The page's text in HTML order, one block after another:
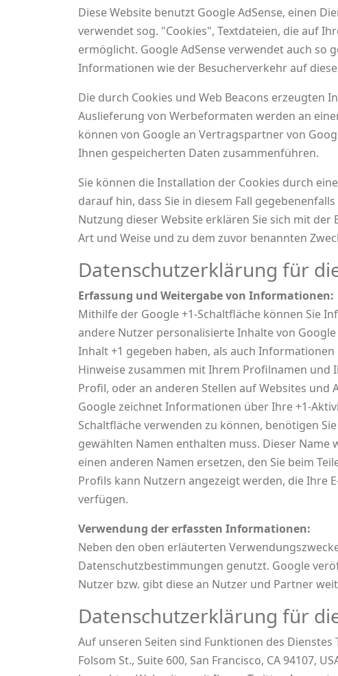
Diese Website benutzt Google AdSense, einen
verwendet sog. "Cookies", Textdateien, die auf
ermöglicht. Google AdSense verwendet auch so
Informationen wie der Besucherverkehr auf
Die durch Cookies und Web Beacons erzeugten
Auslieferung von Werbeformaten werden an
können von Google an Vertragspartner von
Ihnen gespeicherten Daten zusammenführen.
Sie können die Installation der Cookies durch
darauf hin, dass Sie in diesem Fall
Nutzung dieser Website erklären Sie sich mit
Art und Weise und zu dem zuvor benannten
Datenschutzerklärung für
Erfassung und Weitergabe von Informationen:
Mithilfe der Google +1-Schaltfläche können Sie
andere Nutzer personalisierte Inhalte von
Inhalt +1 gegeben haben, als auch
Hinweise zusammen mit Ihrem Profilnamen und
Profil, oder an anderen Stellen auf Websites
Google zeichnet Informationen über Ihre +1-
Schaltfläche verwenden zu können, benötigen
gewählten Namen enthalten muss. Dieser Name
einen anderen Namen ersetzen, den Sie beim
Profils kann Nutzern angezeigt werden, die Ihre
verfügen.
Verwendung der erfassten Informationen:
Neben den oben erläuterten
Datenschutzbestimmungen genutzt. Google
Nutzer bzw. gibt diese an Nutzer und Partner
Datenschutzerklärung für
Auf unseren Seiten sind Funktionen des
Folsom St., Suite 600, San Francisco, CA 94107,